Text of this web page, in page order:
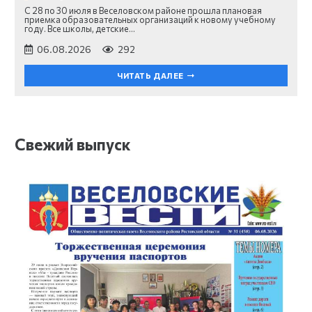
С 28 по 30 июля в Веселовском районе прошла плановая
приемка образовательных организаций к новому учебному
году. Все школы, детские…
06.08.2026 292
ЧИТАТЬ ДАЛЕЕ
Свежий выпуск